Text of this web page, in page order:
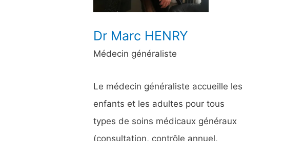
Dr Marc HENRY
Médecin généraliste
Le médecin généraliste accueille les
enfants et les adultes pour tous
types de soins médicaux généraux
(consultation, contrôle annuel,